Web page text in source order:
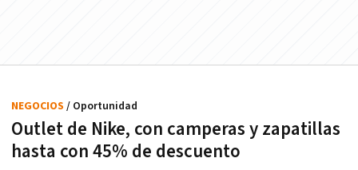
Outlet de Nike, con camperas y zapatillas
hasta con 45% de descuento
NEGOCIOS / Oportunidad